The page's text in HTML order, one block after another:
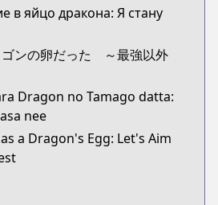
в яйцо дракона: Я стану
ゴンの卵だった ～最強以外
Dragon no Tamago datta:
nee
a Dragon's Egg: Let's Aim